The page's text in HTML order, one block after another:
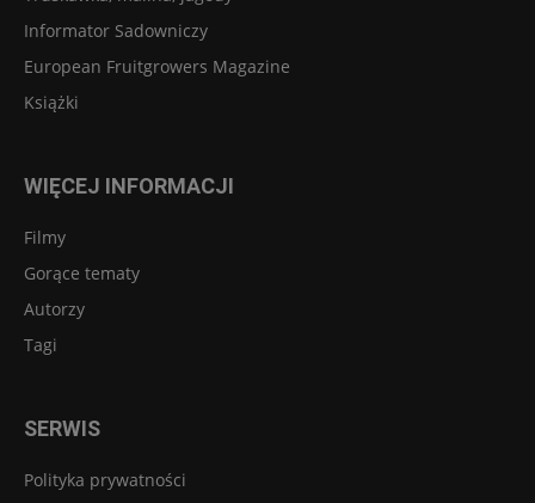
Informator Sadowniczy
European Fruitgrowers Magazine
Książki
WIĘCEJ INFORMACJI
Filmy
Gorące tematy
Autorzy
Tagi
SERWIS
Polityka prywatności